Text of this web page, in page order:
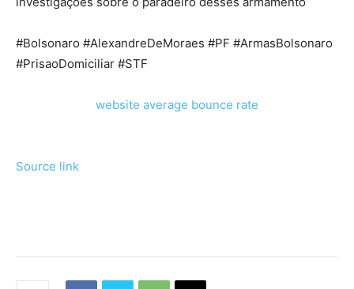
#Bolsonaro #AlexandreDeMoraes #PF #ArmasBolsonaro
#PrisaoDomiciliar #STF
website average bounce rate
Source link